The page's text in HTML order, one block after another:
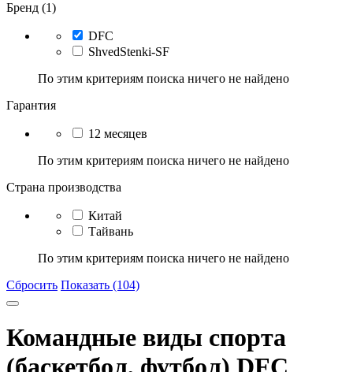
Бренд (1)
DFC
ShvedStenki-SF
По этим критериям поиска ничего не найдено
Гарантия
12 месяцев
По этим критериям поиска ничего не найдено
Страна производства
Китай
Тайвань
По этим критериям поиска ничего не найдено
Сбросить Показать (104)
Командные виды спорта